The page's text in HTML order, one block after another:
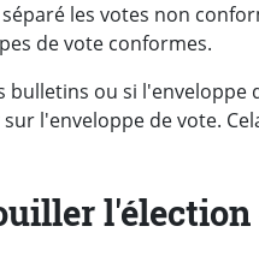
les votes non
de vote conformes.
bulletins ou si
l'enveloppe de vote.